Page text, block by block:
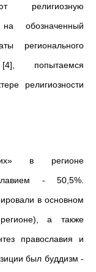
религиозную
обозначенный
регионального
[4], попытаемся
религиозности
в регионе
- 50,5%.
в основном
а также
православия и
был буддизм -